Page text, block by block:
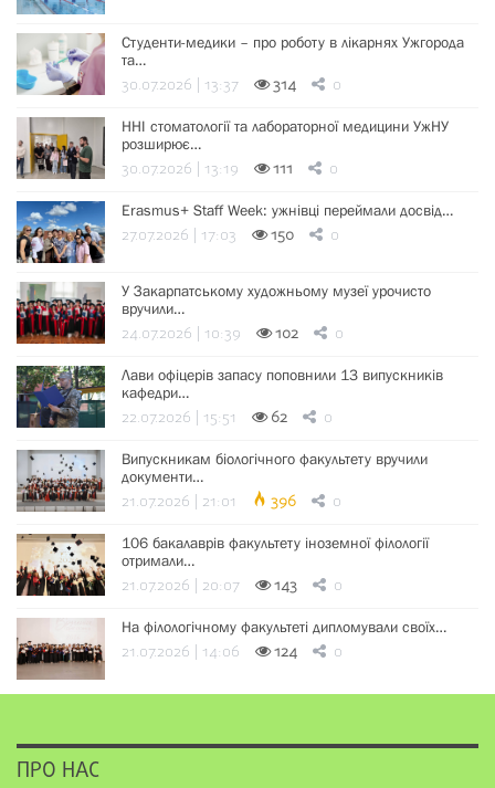
Студенти-медики – про роботу в лікарнях Ужгорода
та…
30.07.2026 | 13:37 314 0
ННІ стоматології та лабораторної медицини УжНУ
розширює…
30.07.2026 | 13:19 111 0
Erasmus+ Staff Week: ужнівці переймали досвід…
27.07.2026 | 17:03 150 0
У Закарпатському художньому музеї урочисто
вручили…
24.07.2026 | 10:39 102 0
Лави офіцерів запасу поповнили 13 випускників
кафедри…
22.07.2026 | 15:51 62 0
Випускникам біологічного факультету вручили
документи…
21.07.2026 | 21:01 396 0
106 бакалаврів факультету іноземної філології
отримали…
21.07.2026 | 20:07 143 0
На філологічному факультеті дипломували своїх…
21.07.2026 | 14:06 124 0
ПРО НАС